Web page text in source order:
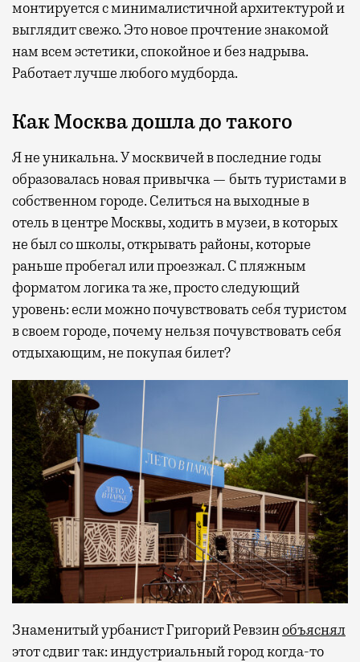
монтируется с минималистичной архитектурой и
выглядит свежо. Это новое прочтение знакомой
нам всем эстетики, спокойное и без надрыва.
Работает лучше любого мудборда.
Как Москва дошла до такого
Я не уникальна. У москвичей в последние годы
образовалась новая привычка — быть туристами в
собственном городе. Селиться на выходные в
отель в центре Москвы, ходить в музеи, в которых
не был со школы, открывать районы, которые
раньше пробегал или проезжал. С пляжным
форматом логика та же, просто следующий
уровень: если можно почувствовать себя туристом
в своем городе, почему нельзя почувствовать себя
отдыхающим, не покупая билет?
Знаменитый урбанист Григорий Ревзинобъяснял
этот сдвиг так: индустриальный город когда-то